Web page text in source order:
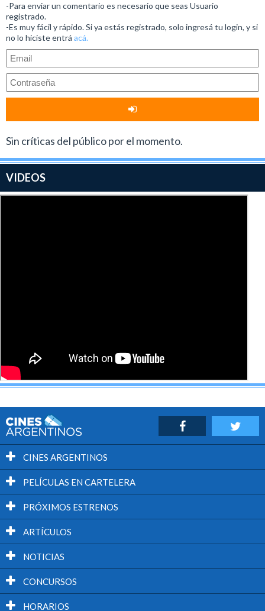
-Para enviar un comentario es necesario que seas Usuario
registrado.
-Es muy fácil y rápido. Si ya estás registrado, solo ingresá tu login, y si
no lo hiciste entrá acá.
Sin críticas del público por el momento.
VIDEOS
CINES ARGENTINOS
PELÍCULAS EN CARTELERA
PRÓXIMOS ESTRENOS
ARTÍCULOS
NOTICIAS
CONCURSOS
HORARIOS